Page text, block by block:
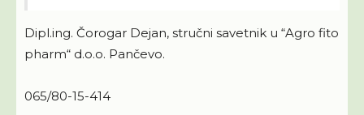
Dipl.ing. Čorogar Dejan, stručni savetnik u “Agro fito
pharm“ d.o.o. Pančevo.
065/80-15-414